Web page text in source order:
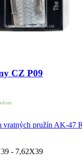
CZ P09
- 7,62X39